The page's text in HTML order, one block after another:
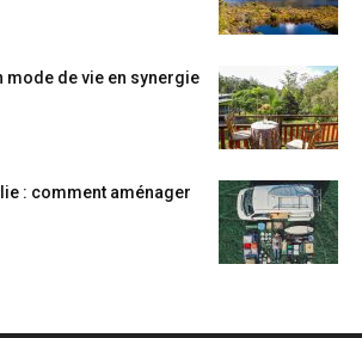
mode de vie en synergie
: comment aménager